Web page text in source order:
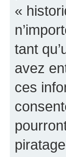
«
tant
avez
ces